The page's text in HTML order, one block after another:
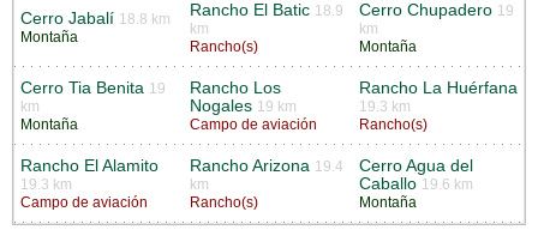
Cerro Jabalí 18.8 km
Montaña
Rancho El Batic 18.9
km
Rancho(s)
Cerro Chupadero 19
km
Montaña
Cerro Tia Benita 19
km
Montaña
Rancho Los
Nogales 19 km
Campo de aviación
Rancho La Huérfana
19.3 km
Rancho(s)
Rancho El Alamito
19.3 km
Campo de aviación
Rancho Arizona 19.4
km
Rancho(s)
Cerro Agua del
Caballo 19.6 km
Montaña